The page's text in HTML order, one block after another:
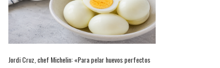
Jordi Cruz, chef Michelin: «Para pelar huevos perfectos